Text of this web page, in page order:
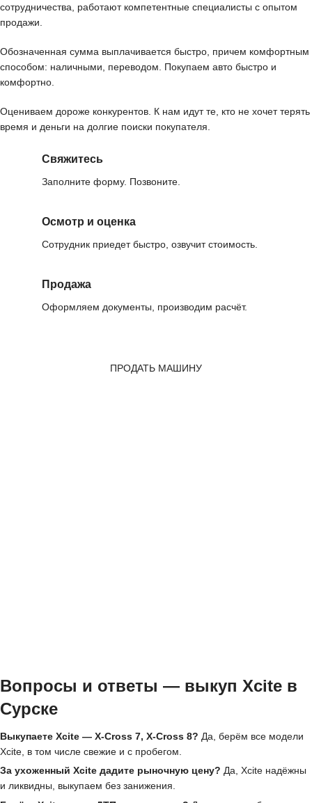
сотрудничества, работают компетентные специалисты с опытом
продажи.
Обозначенная сумма выплачивается быстро, причем комфортным
способом: наличными, переводом. Покупаем авто быстро и
комфортно.
Оцениваем дороже конкурентов. К нам идут те, кто не хочет терять
время и деньги на долгие поиски покупателя.
Свяжитесь
Заполните форму. Позвоните.
Осмотр и оценка
Сотрудник приедет быстро, озвучит стоимость.
Продажа
Оформляем документы, производим расчёт.
ПРОДАТЬ МАШИНУ
Вопросы и ответы — выкуп Xcite в
Сурске
Выкупаете Xcite — X-Cross 7, X-Cross 8? Да, берём все модели
Xcite, в том числе свежие и с пробегом.
За ухоженный Xcite дадите рыночную цену? Да, Xcite надёжны
и ликвидны, выкупаем без занижения.